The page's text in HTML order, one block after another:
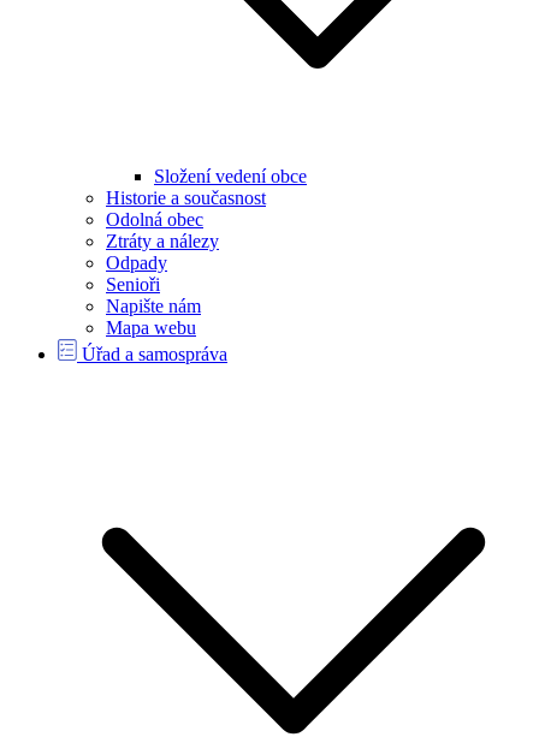
Složení vedení obce
Historie a současnost
Odolná obec
Ztráty a nálezy
Odpady
Senioři
Napište nám
Mapa webu
Úřad a samospráva